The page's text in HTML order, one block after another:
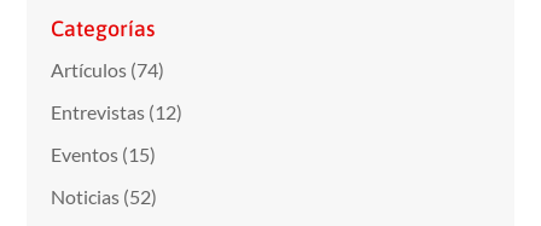
Categorías
Artículos (74)
Entrevistas (12)
Eventos (15)
Noticias (52)